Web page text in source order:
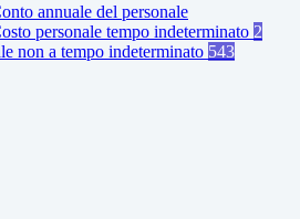
annuale del personale
personale tempo indeterminato 2
non a tempo indeterminato 543